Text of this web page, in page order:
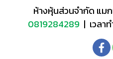
ห้างหุ้นส่วนจำกัด แม
0819284289 | เวลา